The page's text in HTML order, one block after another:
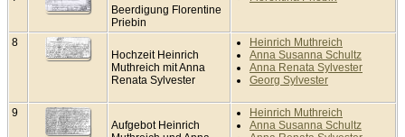
Beerdigung Florentine
Priebin
8
Hochzeit Heinrich
Muthreich mit Anna
Renata Sylvester
Heinrich Muthreich
Anna Susanna Schultz
Anna Renata Sylvester
Georg Sylvester
9
Aufgebot Heinrich
Heinrich Muthreich
Anna Susanna Schultz